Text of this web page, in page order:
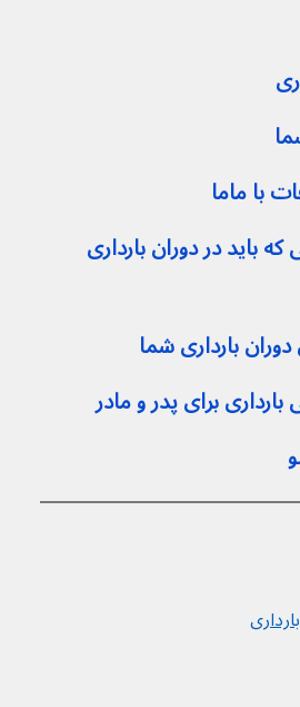
با ماما
باید در دوران بارداری
بارداری شما
برای پدر و مادر